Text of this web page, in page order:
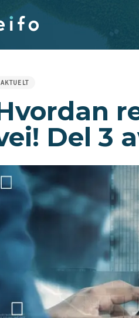
AKTUELT
Del 3